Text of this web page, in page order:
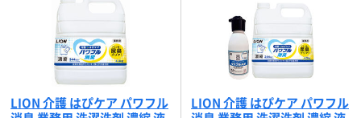
LION 介護 はぴケア パワフル
LION 介護 はぴケア パワフル